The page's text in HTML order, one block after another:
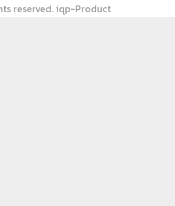
reserved. iqp-Product